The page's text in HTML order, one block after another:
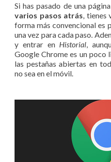
Si has pasado de una
varios pasos atrás ,
forma más convencional es
una vez para cada paso.
y entrar en Historial ,
Google Chrome es un poco
las pestañas abiertas en
no sea en el móvil.